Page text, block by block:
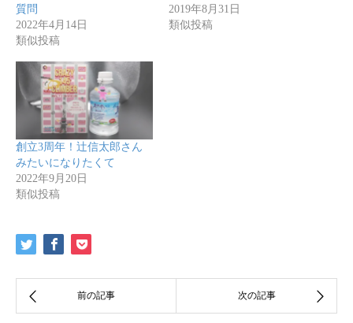
質問
2022年4月14日
類似投稿
2019年8月31日
類似投稿
創立3周年！辻信太郎さん
みたいになりたくて
2022年9月20日
類似投稿